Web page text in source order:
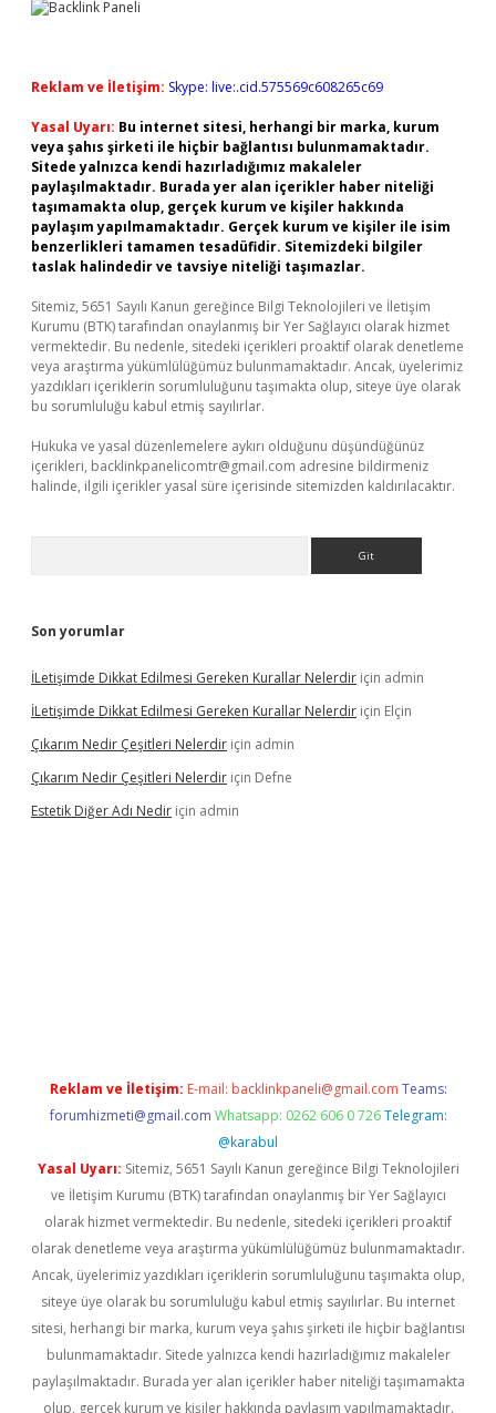
Reklam ve İletişim: Skype: live:.cid.575569c608265c69
Yasal Uyarı: Bu internet sitesi, herhangi bir marka, kurum
veya şahıs şirketi ile hiçbir bağlantısı bulunmamaktadır.
Sitede yalnızca kendi hazırladığımız makaleler
paylaşılmaktadır. Burada yer alan içerikler haber niteliği
taşımamakta olup, gerçek kurum ve kişiler hakkında
paylaşım yapılmamaktadır. Gerçek kurum ve kişiler ile isim
benzerlikleri tamamen tesadüfidir. Sitemizdeki bilgiler
taslak halindedir ve tavsiye niteliği taşımazlar.
Sitemiz, 5651 Sayılı Kanun gereğince Bilgi Teknolojileri ve İletişim
Kurumu (BTK) tarafından onaylanmış bir Yer Sağlayıcı olarak hizmet
vermektedir. Bu nedenle, sitedeki içerikleri proaktif olarak denetleme
veya araştırma yükümlülüğümüz bulunmamaktadır. Ancak, üyelerimiz
yazdıkları içeriklerin sorumluluğunu taşımakta olup, siteye üye olarak
bu sorumluluğu kabul etmiş sayılırlar.
Hukuka ve yasal düzenlemelere aykırı olduğunu düşündüğünüz
içerikleri, backlinkpanelicomtr@gmail.com adresine bildirmeniz
halinde, ilgili içerikler yasal süre içerisinde sitemizden kaldırılacaktır.
Son yorumlar
İLetişimde Dikkat Edilmesi Gereken Kurallar Nelerdir için admin
İLetişimde Dikkat Edilmesi Gereken Kurallar Nelerdir için Elçin
Çıkarım Nedir Çeşitleri Nelerdir için admin
Çıkarım Nedir Çeşitleri Nelerdir için Defne
Estetik Diğer Adı Nedir için admin
Reklam ve İletişim: E-mail: backlinkpaneli@gmail.com Teams:
forumhizmeti@gmail.com Whatsapp: 0262 606 0 726 Telegram:
@karabul
Yasal Uyarı: Sitemiz, 5651 Sayılı Kanun gereğince Bilgi Teknolojileri
ve İletişim Kurumu (BTK) tarafından onaylanmış bir Yer Sağlayıcı
olarak hizmet vermektedir. Bu nedenle, sitedeki içerikleri proaktif
olarak denetleme veya araştırma yükümlülüğümüz bulunmamaktadır.
Ancak, üyelerimiz yazdıkları içeriklerin sorumluluğunu taşımakta olup,
siteye üye olarak bu sorumluluğu kabul etmiş sayılırlar. Bu internet
sitesi, herhangi bir marka, kurum veya şahıs şirketi ile hiçbir bağlantısı
bulunmamaktadır. Sitede yalnızca kendi hazırladığımız makaleler
paylaşılmaktadır. Burada yer alan içerikler haber niteliği taşımamakta
olup, gerçek kurum ve kişiler hakkında paylaşım yapılmamaktadır.